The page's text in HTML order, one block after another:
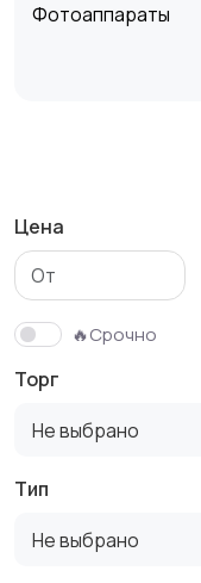
Фотоаппараты
Цена
🔥Срочно
Торг
Не выбрано
Тип
Не выбрано